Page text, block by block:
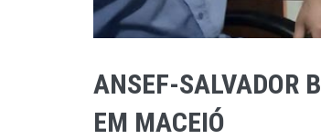
ANSEF-SALVADOR
EM MACEIÓ